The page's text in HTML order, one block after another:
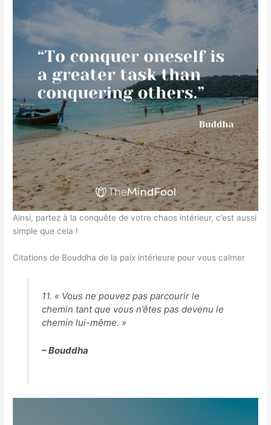
Ainsi, partez à la conquête de votre chaos intérieur, c’est aussi
simple que cela !
Citations de Bouddha de la paix intérieure pour vous calmer
11. « Vous ne pouvez pas parcourir le
chemin tant que vous n’êtes pas devenu le
chemin lui-même. »
– Bouddha